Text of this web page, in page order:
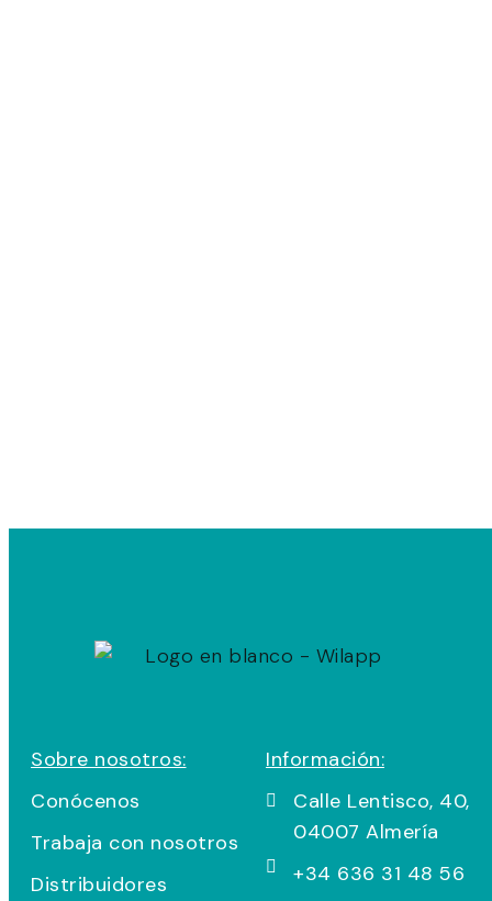
Sobre nosotros:
Conócenos
Trabaja con nosotros
Distribuidores
Información:
Calle Lentisco, 40,
04007 Almería
+34 636 31 48 56